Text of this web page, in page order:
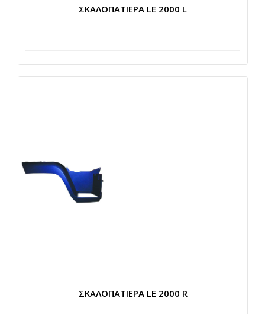
ΣΚΑΛΟΠΑΤΙΕΡΑ LE 2000 L
ΣΚΑΛΟΠΑΤΙΕΡΑ LE 2000 R